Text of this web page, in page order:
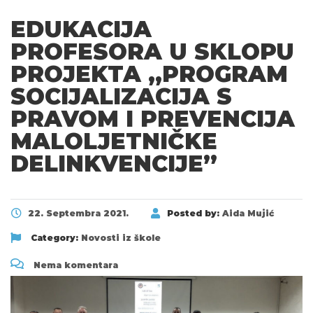
EDUKACIJA
PROFESORA U SKLOPU
PROJEKTA „PROGRAM
SOCIJALIZACIJA S
PRAVOM I PREVENCIJA
MALOLJETNIČKE
DELINKVENCIJE”
22. Septembra 2021. Posted by: Aida Mujić
Category: Novosti iz škole
Nema komentara